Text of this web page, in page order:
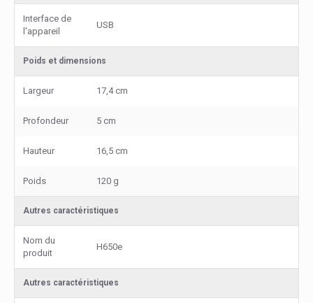
Interface de
l'appareil
USB
Poids et dimensions
Largeur 17,4 cm
Profondeur 5 cm
Hauteur 16,5 cm
Poids 120 g
Autres caractéristiques
Nom du
produit
H650e
Autres caractéristiques